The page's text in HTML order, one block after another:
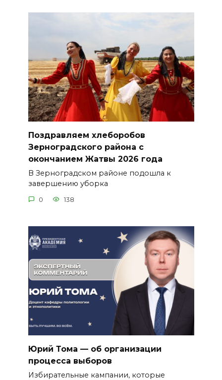
Поздравляем хлеборобов
Зерноградского района с
окончанием Жатвы 2026 года
В Зерноградском районе подошла к
завершению уборка
0 138
Юрий Тома — об организации
процесса выборов
Избирательные кампании, которые